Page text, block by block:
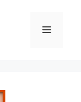
메